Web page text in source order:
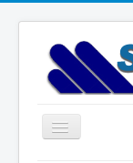
Přepnout
navigaci